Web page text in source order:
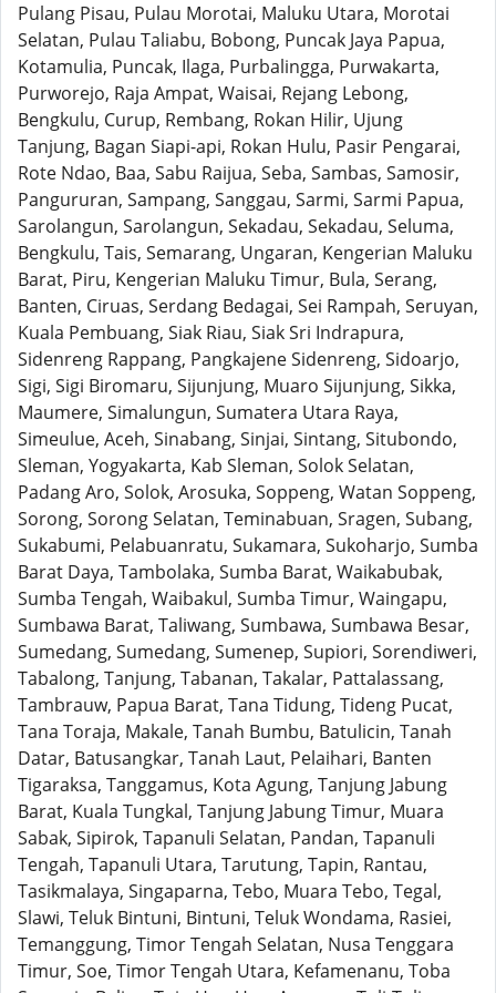
Pulang Pisau, Pulau Morotai, Maluku Utara, Morotai
Selatan, Pulau Taliabu, Bobong, Puncak Jaya Papua,
Kotamulia, Puncak, Ilaga, Purbalingga, Purwakarta,
Purworejo, Raja Ampat, Waisai, Rejang Lebong,
Bengkulu, Curup, Rembang, Rokan Hilir, Ujung
Tanjung, Bagan Siapi-api, Rokan Hulu, Pasir Pengarai,
Rote Ndao, Baa, Sabu Raijua, Seba, Sambas, Samosir,
Pangururan, Sampang, Sanggau, Sarmi, Sarmi Papua,
Sarolangun, Sarolangun, Sekadau, Sekadau, Seluma,
Bengkulu, Tais, Semarang, Ungaran, Kengerian Maluku
Barat, Piru, Kengerian Maluku Timur, Bula, Serang,
Banten, Ciruas, Serdang Bedagai, Sei Rampah, Seruyan,
Kuala Pembuang, Siak Riau, Siak Sri Indrapura,
Sidenreng Rappang, Pangkajene Sidenreng, Sidoarjo,
Sigi, Sigi Biromaru, Sijunjung, Muaro Sijunjung, Sikka,
Maumere, Simalungun, Sumatera Utara Raya,
Simeulue, Aceh, Sinabang, Sinjai, Sintang, Situbondo,
Sleman, Yogyakarta, Kab Sleman, Solok Selatan,
Padang Aro, Solok, Arosuka, Soppeng, Watan Soppeng,
Sorong, Sorong Selatan, Teminabuan, Sragen, Subang,
Sukabumi, Pelabuanratu, Sukamara, Sukoharjo, Sumba
Barat Daya, Tambolaka, Sumba Barat, Waikabubak,
Sumba Tengah, Waibakul, Sumba Timur, Waingapu,
Sumbawa Barat, Taliwang, Sumbawa, Sumbawa Besar,
Sumedang, Sumedang, Sumenep, Supiori, Sorendiweri,
Tabalong, Tanjung, Tabanan, Takalar, Pattalassang,
Tambrauw, Papua Barat, Tana Tidung, Tideng Pucat,
Tana Toraja, Makale, Tanah Bumbu, Batulicin, Tanah
Datar, Batusangkar, Tanah Laut, Pelaihari, Banten
Tigaraksa, Tanggamus, Kota Agung, Tanjung Jabung
Barat, Kuala Tungkal, Tanjung Jabung Timur, Muara
Sabak, Sipirok, Tapanuli Selatan, Pandan, Tapanuli
Tengah, Tapanuli Utara, Tarutung, Tapin, Rantau,
Tasikmalaya, Singaparna, Tebo, Muara Tebo, Tegal,
Slawi, Teluk Bintuni, Bintuni, Teluk Wondama, Rasiei,
Temanggung, Timor Tengah Selatan, Nusa Tenggara
Timur, Soe, Timor Tengah Utara, Kefamenanu, Toba